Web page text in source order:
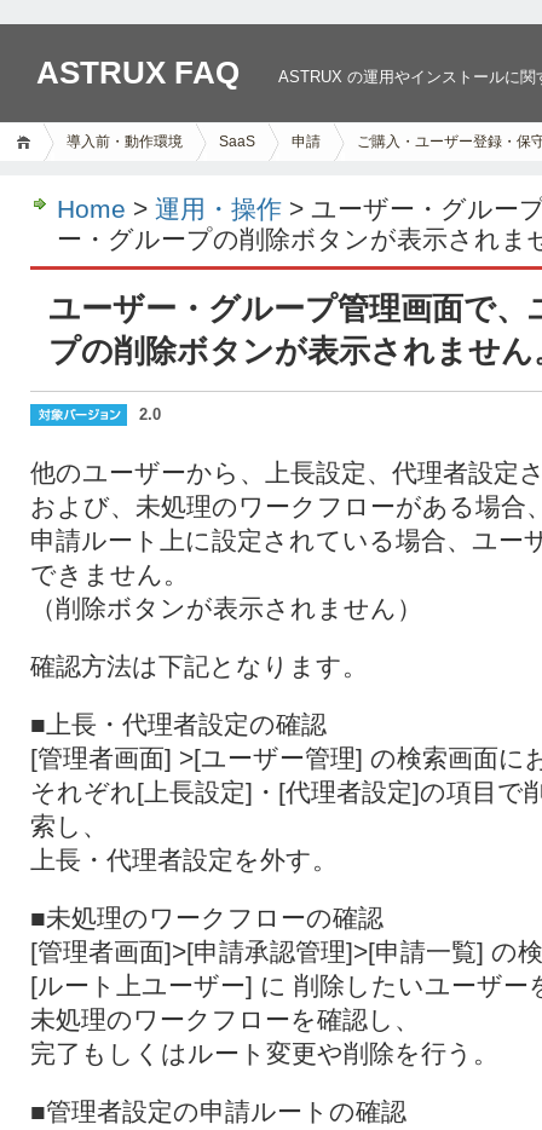
ASTRUX FAQ ASTRUX の運用やインストールに
導入前・動作環境 SaaS 申請 ご購入・ユーザー登録・保
Home > 運用・操作 > ユーザー・グルー
ー・グループの削除ボタンが表示されま
ユーザー・グループ管理画面で、
プの削除ボタンが表示されません
2.0
他のユーザーから、上長設定、代理者設定
および、未処理のワークフローがある場合
申請ルート上に設定されている場合、ユー
できません。
（削除ボタンが表示されません）
確認方法は下記となります。
■上長・代理者設定の確認
[管理者画面] >[ユーザー管理] の検索画面に
それぞれ[上長設定]・[代理者設定]の項目で
索し、
上長・代理者設定を外す。
■未処理のワークフローの確認
[管理者画面]>[申請承認管理]>[申請一覧] の
[ルート上ユーザー] に 削除したいユーザー
未処理のワークフローを確認し、
完了もしくはルート変更や削除を行う。
■管理者設定の申請ルートの確認